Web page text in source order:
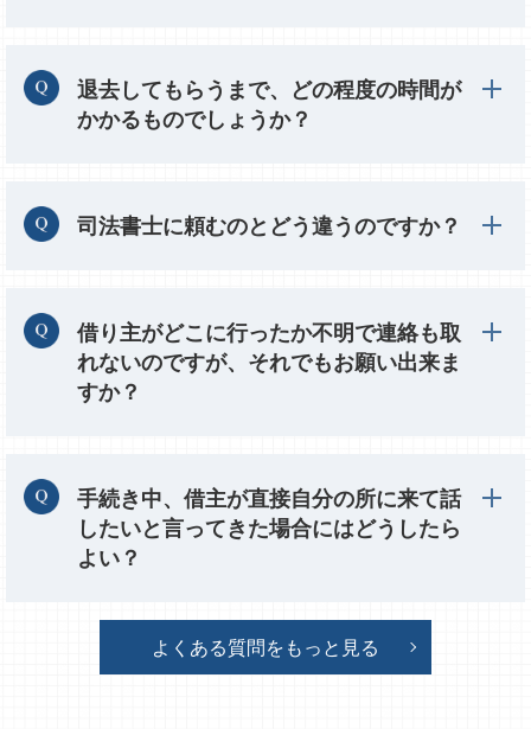
退去してもらうまで、どの程度の時間が
かかるものでしょうか？
司法書士に頼むのとどう違うのですか？
借り主がどこに行ったか不明で連絡も取
れないのですが、それでもお願い出来ま
すか？
手続き中、借主が直接自分の所に来て話
したいと言ってきた場合にはどうしたら
よい？
よくある質問をもっと見る